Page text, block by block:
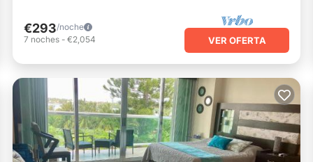
€293/noche
7 noches - €2,054 VER OFERTA